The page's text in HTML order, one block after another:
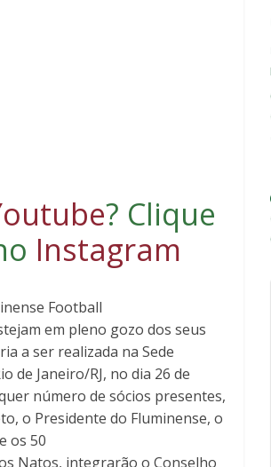
? Clique
Instagram
Football
em pleno gozo dos seus
a ser realizada na Sede
de Janeiro/RJ, no dia 26 de
número de sócios presentes,
o Presidente do Fluminense, o
os 50
Natos, integrarão o Conselho